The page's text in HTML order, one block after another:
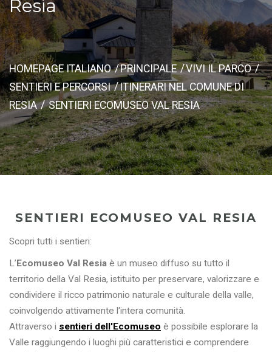
Resia
HOMEPAGE ITALIANO PRINCIPALE
VIVI IL PARCO
SENTIERI E PERCORSI
ITINERARI NEL COMUNE DI
RESIA
SENTIERI ECOMUSEO VAL RESIA
SENTIERI ECOMUSEO VAL RESIA
Scopri tutti i sentieri:
L’ Ecomuseo Val Resia è un museo diffuso su tutto il
territorio della Val Resia, istituito per preservare, valorizzare e
condividere il ricco patrimonio naturale e culturale della valle,
coinvolgendo attivamente l'intera comunità.
Attraverso i sentieri dell'Ecomuseo è possibile esplorare la
Valle raggiungendo i luoghi più caratteristici e comprendere